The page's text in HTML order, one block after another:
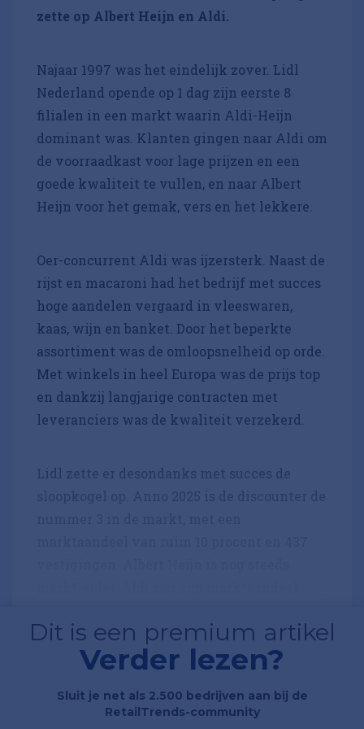
zette op Albert Heijn en Aldi.
Najaar 1997 was het eindelijk zover. Lidl
Nederland opende op 1 dag zijn eerste 8
filialen in een markt waarin Aldi-Heijn
dominant was. Klanten gingen naar Aldi om
de voorraadkast voor lage prijzen en een
goede kwaliteit te vullen, en naar Albert
Heijn voor het gemak, vers en het lekkere.
Oer-concurrent Aldi was ijzersterk. Naast de
rijst en macaroni had het bedrijf met succes
hoge aandelen vergaard in vleeswaren,
kaas, wijn en banket. Door het beperkte
assortiment was de omloopsnelheid op orde.
Met winkels in heel Europa was de prijs top
en dankzij langjarige contracten met
leveranciers was de kwaliteit verzekerd.
Lidl zette er desondanks met succes de
Dit is een premium artikel
Verder lezen?
Sluit je net als 2.500 bedrijven aan bij de
RetailTrends-community